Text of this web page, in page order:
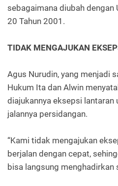
sebagaimana diubah dengan
20 Tahun 2001.
TIDAK MENGAJUKAN
Agus Nurudin, yang menjadi
Hukum Ita dan Alwin
diajukannya eksepsi
jalannya persidangan.
“Kami tidak mengajukan
berjalan dengan cepat,
bisa langsung menghadirkan